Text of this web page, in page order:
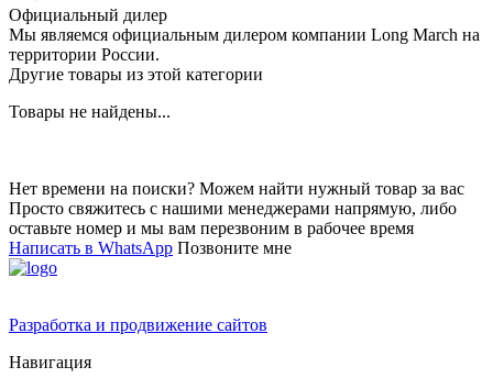
Официальный дилер
Мы являемся официальным дилером компании Long March на
территории России.
Другие товары из этой категории
Товары не найдены...
Нет времени на поиски? Можем найти нужный товар за вас
Просто свяжитесь с нашими менеджерами напрямую, либо
оставьте номер и мы вам перезвоним в рабочее время
Написать в WhatsApp Позвоните мне
Разработка и продвижение сайтов
Навигация